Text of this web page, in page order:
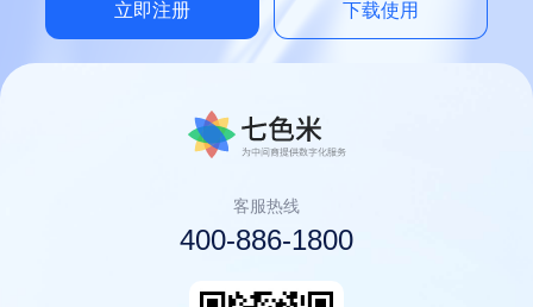
立即注册 下载使用
客服热线
400-886-1800